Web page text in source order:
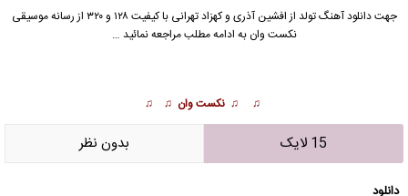
جهت دانلود آهنگ تولد از افشین آذری وکهزاد تهرانی
با کیفیت ۱۲۸ و ۳۲۰ از رسانه موسیقی
نکست وان به ادامه مطلب مراجعه نمائید …
♫ ♫ نکست وان ♫ ♫
15 لایک بدون نظر
دانلود